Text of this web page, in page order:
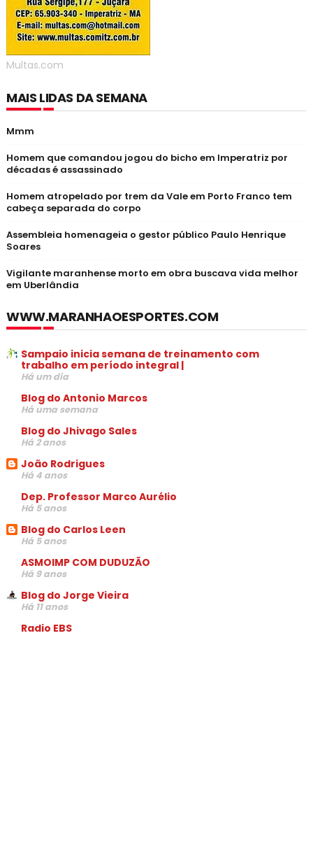
Multas.com
MAIS LIDAS DA SEMANA
Mmm
Homem que comandou jogou do bicho em Imperatriz por
décadas é assassinado
Homem atropelado por trem da Vale em Porto Franco tem
cabeça separada do corpo
Assembleia homenageia o gestor público Paulo Henrique
Soares
Vigilante maranhense morto em obra buscava vida melhor
em Uberlândia
WWW.MARANHAOESPORTES.COM
Sampaio inicia semana de treinamento com
trabalho em período integral |
Há um dia
Blog do Antonio Marcos
Há uma semana
Blog do Jhivago Sales
Há 2 anos
João Rodrigues
Há 4 anos
Dep. Professor Marco Aurélio
Há 5 anos
Blog do Carlos Leen
Há 5 anos
ASMOIMP COM DUDUZÃO
Há 9 anos
Blog do Jorge Vieira
Há 11 anos
Radio EBS